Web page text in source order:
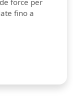
fino a